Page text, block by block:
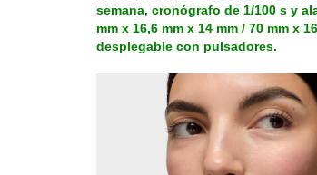
semana, cronógrafo de 1/100 s y
mm x 16,6 mm x 14 mm / 70 mm x
desplegable con pulsadores.